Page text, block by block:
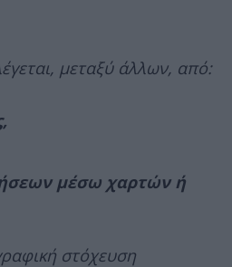
μεταξύ άλλων, από:
μέσω χαρτών ή
στόχευση